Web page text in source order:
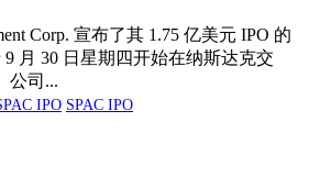
Corp. 宣布了其 1.75 亿美元 IPO 的
月 30 日星期四开始在纳斯达克交
公司...
IPO SPAC IPO